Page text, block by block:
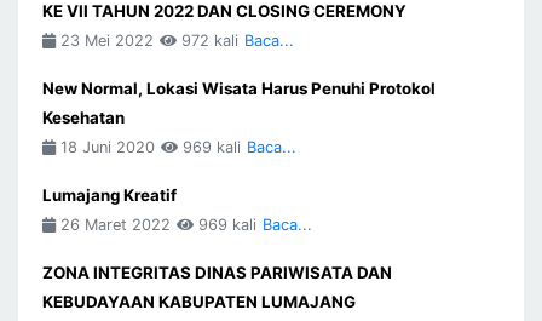
KE VII TAHUN 2022 DAN CLOSING CEREMONY
23 Mei 2022 972 kali Baca...
New Normal, Lokasi Wisata Harus Penuhi Protokol
Kesehatan
18 Juni 2020 969 kali Baca...
Lumajang Kreatif
26 Maret 2022 969 kali Baca...
ZONA INTEGRITAS DINAS PARIWISATA DAN
KEBUDAYAAN KABUPATEN LUMAJANG